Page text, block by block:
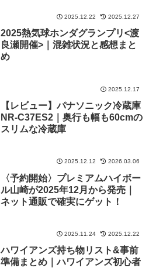
2025.12.22 2025.12.27
2025熱気球ホンダグランプリ<渡
良瀬開催>｜混雑状況と感想まと
め
2025.12.17
【レビュー】パナソニック冷蔵庫
NR-C37ES2｜奥行も幅も60cmの
スリムな冷蔵庫
2025.12.12 2026.03.06
〈予約開始〉プレミアムハイボー
ル山崎が2025年12月から発売｜
ネット通販で確実にゲット！
2025.11.24 2025.12.22
ハワイアンズ持ち物リスト&事前
準備まとめ｜ハワイアンズ初心者